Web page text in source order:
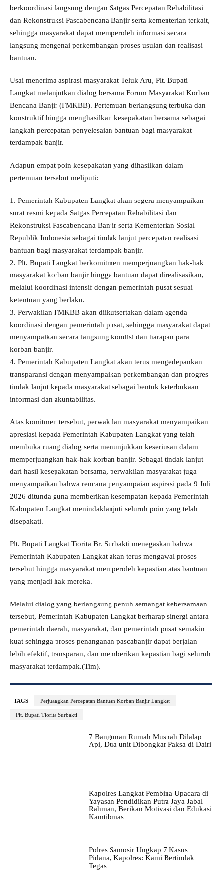
berkoordinasi langsung dengan Satgas Percepatan Rehabilitasi
dan Rekonstruksi Pascabencana Banjir serta kementerian terkait,
sehingga masyarakat dapat memperoleh informasi secara
langsung mengenai perkembangan proses usulan dan realisasi
bantuan.
Usai menerima aspirasi masyarakat Teluk Aru, Plt. Bupati
Langkat melanjutkan dialog bersama Forum Masyarakat Korban
Bencana Banjir (FMKBB). Pertemuan berlangsung terbuka dan
konstruktif hingga menghasilkan kesepakatan bersama sebagai
langkah percepatan penyelesaian bantuan bagi masyarakat
terdampak banjir.
Adapun empat poin kesepakatan yang dihasilkan dalam
pertemuan tersebut meliputi:
1. Pemerintah Kabupaten Langkat akan segera menyampaikan
surat resmi kepada Satgas Percepatan Rehabilitasi dan
Rekonstruksi Pascabencana Banjir serta Kementerian Sosial
Republik Indonesia sebagai tindak lanjut percepatan realisasi
bantuan bagi masyarakat terdampak banjir.
2. Plt. Bupati Langkat berkomitmen memperjuangkan hak-hak
masyarakat korban banjir hingga bantuan dapat direalisasikan,
melalui koordinasi intensif dengan pemerintah pusat sesuai
ketentuan yang berlaku.
3. Perwakilan FMKBB akan diikutsertakan dalam agenda
koordinasi dengan pemerintah pusat, sehingga masyarakat dapat
menyampaikan secara langsung kondisi dan harapan para
korban banjir.
4. Pemerintah Kabupaten Langkat akan terus mengedepankan
transparansi dengan menyampaikan perkembangan dan progres
tindak lanjut kepada masyarakat sebagai bentuk keterbukaan
informasi dan akuntabilitas.
Atas komitmen tersebut, perwakilan masyarakat menyampaikan
apresiasi kepada Pemerintah Kabupaten Langkat yang telah
membuka ruang dialog serta menunjukkan keseriusan dalam
memperjuangkan hak-hak korban banjir. Sebagai tindak lanjut
dari hasil kesepakatan bersama, perwakilan masyarakat juga
menyampaikan bahwa rencana penyampaian aspirasi pada 9 Juli
2026 ditunda guna memberikan kesempatan kepada Pemerintah
Kabupaten Langkat menindaklanjuti seluruh poin yang telah
disepakati.
Plt. Bupati Langkat Tiorita Br. Surbakti menegaskan bahwa
Pemerintah Kabupaten Langkat akan terus mengawal proses
tersebut hingga masyarakat memperoleh kepastian atas bantuan
yang menjadi hak mereka.
Melalui dialog yang berlangsung penuh semangat kebersamaan
tersebut, Pemerintah Kabupaten Langkat berharap sinergi antara
pemerintah daerah, masyarakat, dan pemerintah pusat semakin
kuat sehingga proses penanganan pascabanjir dapat berjalan
lebih efektif, transparan, dan memberikan kepastian bagi seluruh
masyarakat terdampak.(Tim).
TAGS Perjuangkan Percepatan Bantuan Korban Banjir Langkat
Plt. Bupati Tiorita Surbakti
7 Bangunan Rumah Musnah Dilalap
Api, Dua unit Dibongkar Paksa di Dairi
Kapolres Langkat Pembina Upacara di
Yayasan Pendidikan Putra Jaya Jabal
Rahman, Berikan Motivasi dan Edukasi
Kamtibmas
Polres Samosir Ungkap 7 Kasus
Pidana, Kapolres: Kami Bertindak
Tegas